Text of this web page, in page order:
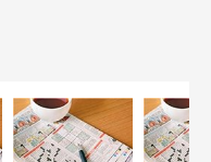
yer alan panel
ilişkin detaylı bilgi